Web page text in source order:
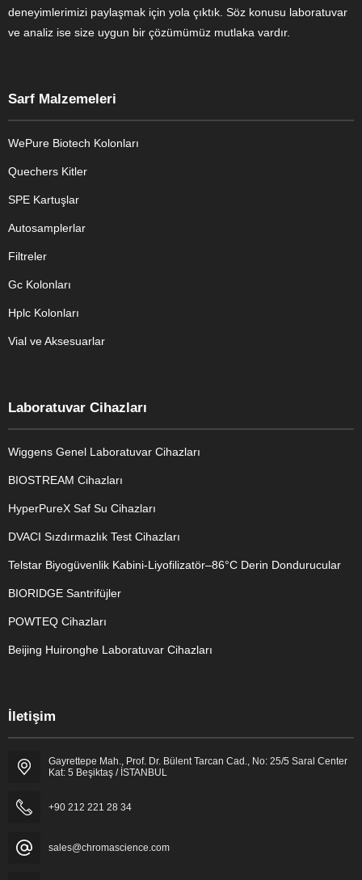
deneyimlerimizi paylaşmak için yola çıktık. Söz konusu laboratuvar
ve analiz ise size uygun bir çözümümüz mutlaka vardır.
Sarf Malzemeleri
WePure Biotech Kolonları
Quechers Kitler
SPE Kartuşlar
Autosamplerlar
Filtreler
Gc Kolonları
Hplc Kolonları
Vial ve Aksesuarlar
Laboratuvar Cihazları
Wiggens Genel Laboratuvar Cihazları
BIOSTREAM Cihazları
HyperPureX Saf Su Cihazları
DVACI Sızdırmazlık Test Cihazları
Telstar Biyogüvenlik Kabini-Liyofilizatör–86°C Derin Dondurucular
BIORIDGE Santrifüjler
POWTEQ Cihazları
Beijing Huironghe Laboratuvar Cihazları
İletişim
Gayrettepe Mah., Prof. Dr. Bülent Tarcan Cad., No: 25/5 Saral Center
Kat: 5 Beşiktaş / İSTANBUL
+90 212 221 28 34
sales@chromascience.com
Cevap Yaz